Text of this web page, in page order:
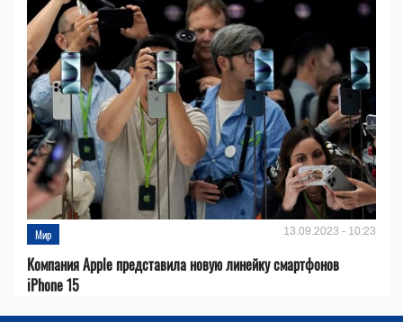
Мир 13.09.2023 - 10:23
Компания Apple представила новую линейку смартфонов
iPhone 15